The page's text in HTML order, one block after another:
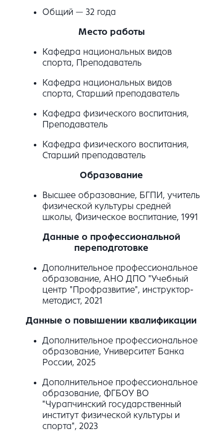
Общий — 32 года
Место работы
Кафедра национальных видов
спорта, Преподаватель
Кафедра национальных видов
спорта, Старший преподаватель
Кафедра физического воспитания,
Преподаватель
Кафедра физического воспитания,
Старший преподаватель
Образование
Высшее образование, БГПИ, учитель
физической культуры средней
школы, Физическое воспитание, 1991
Данные о профессиональной
переподготовке
Дополнительное профессиональное
образование, АНО ДПО "Учебный
центр "Профразвитие", инструктор-
методист, 2021
Данные о повышении квалификации
Дополнительное профессиональное
образование, Университет Банка
России, 2025
Дополнительное профессиональное
образование, ФГБОУ ВО
"Чурапчинский государственный
институт физической культуры и
спорта", 2023